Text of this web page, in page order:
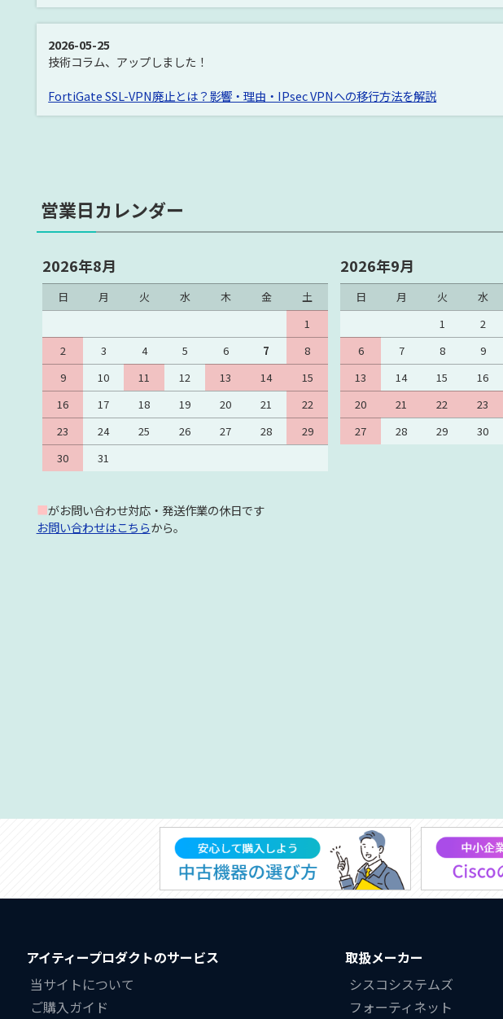
2026-05-25
技術コラム、アップしました！
FortiGate SSL-VPN廃止とは？影響・理由・IPsec VPNへの移行方法を解説
営業日カレンダー
2026年8月
日 月 火 水 木 金
土
1
2
3 4 5 6 7
8
9
10 11 12 13 14
15
16
17 18 19 20 21
22
23
24 25 26 27 28
29
30
31
2026年9月
日 月 火 水
1
2
6
7 8 9
13
14 15 16
20
21 22 23
27
28 29 30
■がお問い合わせ対応・発送作業の休日です
お問い合わせはこちらから。
アイティープロダクトのサービス
当サイトについて
ご購入ガイド
取扱メーカー
シスコシステムズ
フォーティネット